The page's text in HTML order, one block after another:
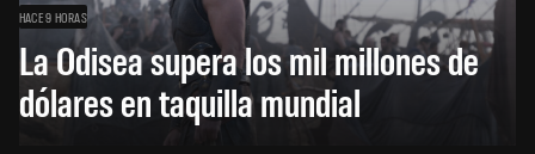
HACE 9 HORAS
La Odisea supera los mil millones de
dólares en taquilla mundial